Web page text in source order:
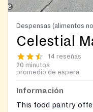
Despensas (alimentos
Celestial
14 reseñas
20 minutos
promedio de espera
Información
This food pantry